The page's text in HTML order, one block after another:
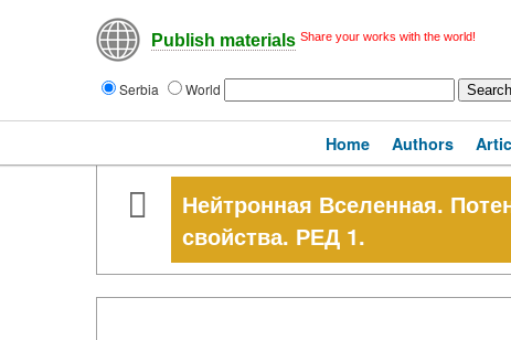
Publish materials Share your works with the world!
Serbia World
Home Authors
Нейтронная Вселенная.
свойства. РЕД 1.